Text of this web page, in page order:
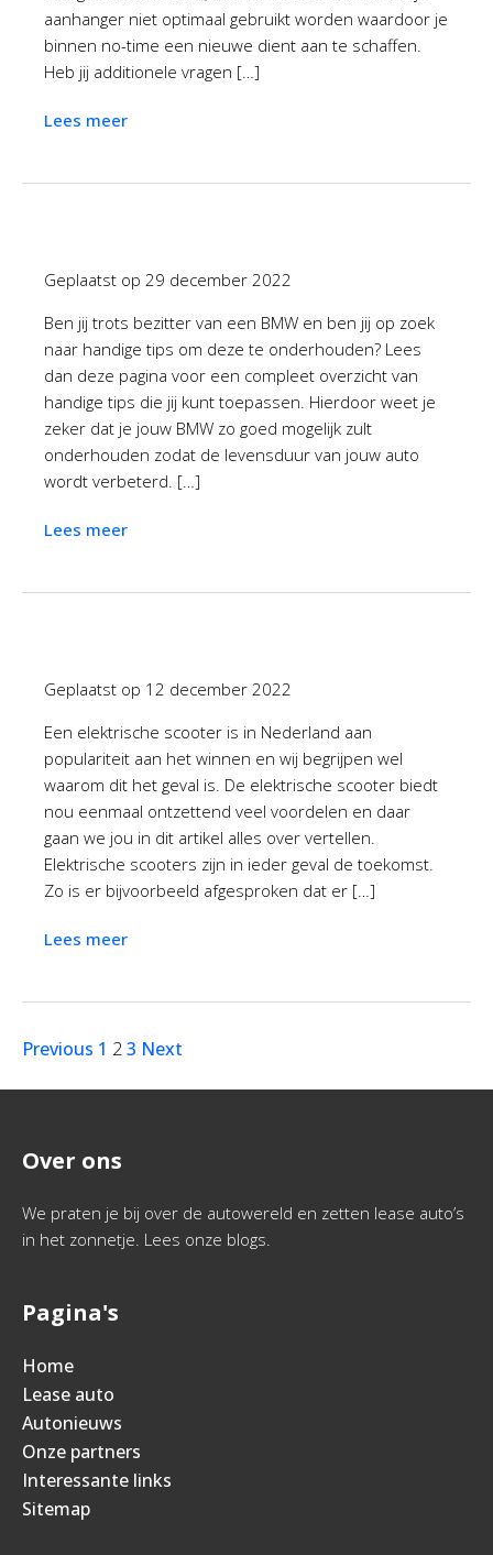
aanhanger niet optimaal gebruikt worden waardoor je
binnen no-time een nieuwe dient aan te schaffen.
Heb jij additionele vragen […]
Lees meer
Geplaatst op 29 december 2022
Ben jij trots bezitter van een BMW en ben jij op zoek
naar handige tips om deze te onderhouden? Lees
dan deze pagina voor een compleet overzicht van
handige tips die jij kunt toepassen. Hierdoor weet je
zeker dat je jouw BMW zo goed mogelijk zult
onderhouden zodat de levensduur van jouw auto
wordt verbeterd. […]
Lees meer
Geplaatst op 12 december 2022
Een elektrische scooter is in Nederland aan
populariteit aan het winnen en wij begrijpen wel
waarom dit het geval is. De elektrische scooter biedt
nou eenmaal ontzettend veel voordelen en daar
gaan we jou in dit artikel alles over vertellen.
Elektrische scooters zijn in ieder geval de toekomst.
Zo is er bijvoorbeeld afgesproken dat er […]
Lees meer
Previous 1 23 Next
Over ons
We praten je bij over de autowereld en zetten lease auto’s
in het zonnetje. Lees onze blogs.
Pagina's
Home
Lease auto
Autonieuws
Onze partners
Interessante links
Sitemap